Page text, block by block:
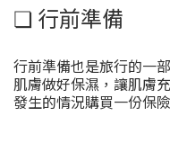
❏ 行前準備
行前準備也是旅行的一
肌膚做好保濕，讓肌膚
發生的情況購買一份保